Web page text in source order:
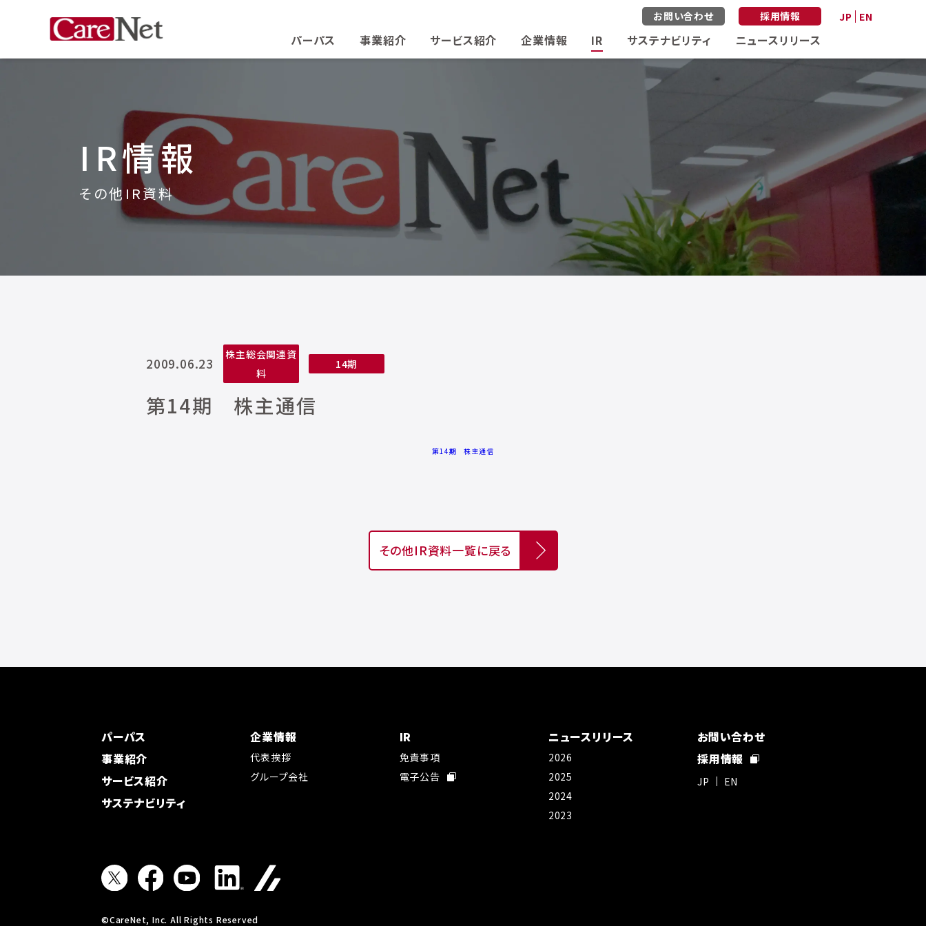
お問い合わせ 採用情報 JP EN
パーパス 事業紹介 サービス紹介 企業情報 IR サステナビリティ ニュースリリース
IR情報
その他IR資料
2009.06.23
株主総会関連資
料
14期
第14期 株主通信
第14期 株主通信
その他IR資料一覧に戻る
パーパス
事業紹介
サービス紹介
サステナビリティ
企業情報
代表挨拶
グループ会社
IR
免責事項
電子公告
ニュースリリース
2026
2025
2024
2023
お問い合わせ
採用情報
JP EN
©CareNet, Inc. All Rights Reserved